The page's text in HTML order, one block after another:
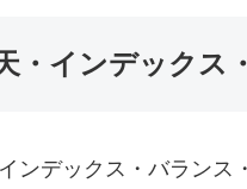
・インデックス
ンデックス・バランス